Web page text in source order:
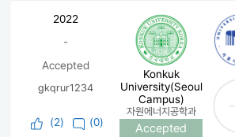
2022
-
Accepted
gkqrur1234
(2) (0)
Konkuk
University(Seoul
Campus)
자원에너지공학과
Accepted